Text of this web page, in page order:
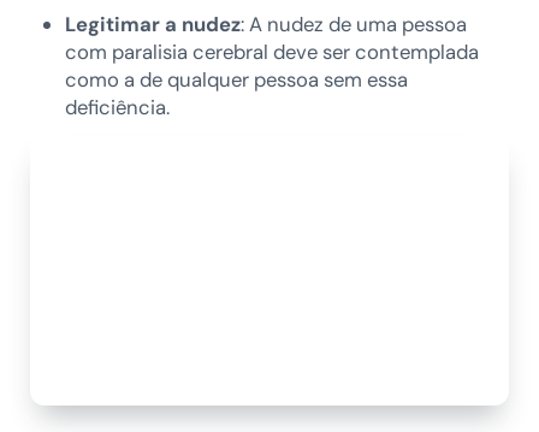
Legitimar a nudez: A nudez de uma pessoa
com paralisia cerebral deve ser contemplada
como a de qualquer pessoa sem essa
deficiência.